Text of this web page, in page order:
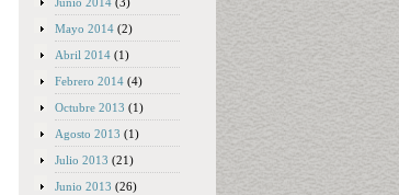
Mayo 2014 (2)
Abril 2014 (1)
Febrero 2014 (4)
Octubre 2013 (1)
Agosto 2013 (1)
Julio 2013 (21)
Junio 2013 (26)